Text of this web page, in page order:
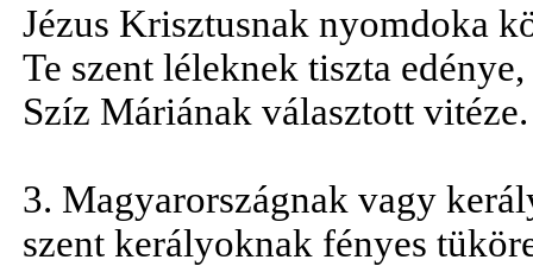
Jézus Krisztusnak nyomdoka
Te szent léleknek tiszta edénye,
Szíz Máriának választott vitéze.
3. Magyarországnak vagy
szent kerályoknak fényes